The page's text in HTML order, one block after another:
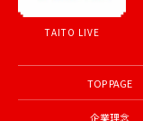
TAITO LIVE
TOP PAGE